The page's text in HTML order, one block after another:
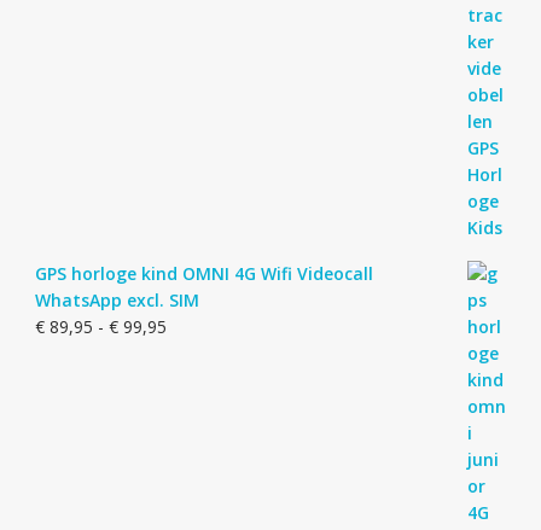
GPS horloge kind OMNI 4G Wifi Videocall
WhatsApp excl. SIM
€89,95 - €99,95Prijsklasse: